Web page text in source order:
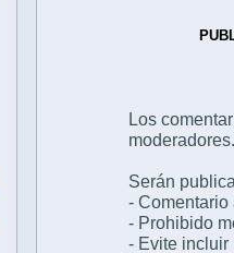
Los
moderadores.
Serán
- Comentario
- Prohibido
- Evite incluir